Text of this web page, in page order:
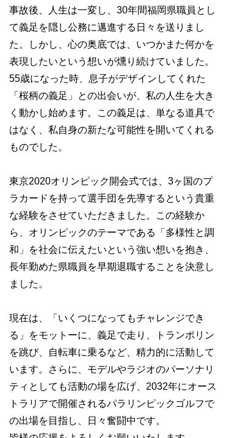
事故後、人生は一変し、30年間福岡県職員とし
て義足を隠し公務に邁進する日々を送りまし
た。しかし、心の奥底では、いつかまた何かを
表現したいという想いが燻り続けていました。
55歳になった時、息子がデザインしてくれた
「桜柄の義足」との出会いが、私の人生を大き
く動かし始めます。この義足は、単なる道具で
はなく、私自身の新たな可能性を開いてくれる
ものでした。
東京2020オリンピック開会式では、3ヶ国のプ
ラカードを持って選手団を先導するという貴重
な経験をさせていただきました。この経験か
ら、オリンピックのテーマである「多様性と調
和」を社会に伝えたいという強い想いを抱き、
長年勤めた県職員を早期退職することを決意し
ました。
現在は、「いくつになってもチャレンジでき
る」をモットーに、義足で走り、トランポリン
を跳び、自転車に乗るなど、精力的に活動して
います。さらに、モデルやラジオのパーソナリ
ティとしても活動の場を広げ、2032年にオース
トラリアで開催されるパラリンピックゴルフで
の出場を目指し、日々奮闘中です。